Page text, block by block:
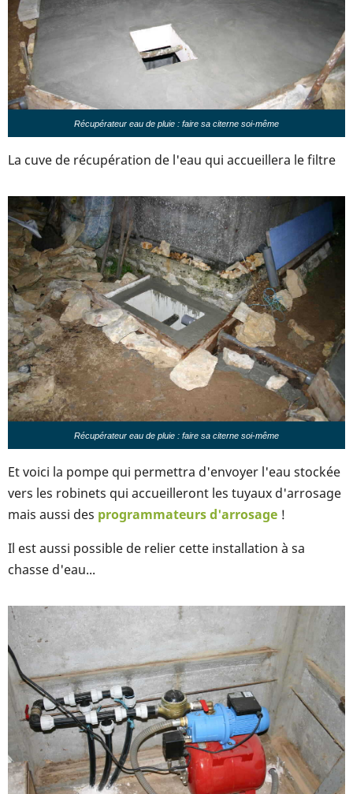
Récupérateur eau de pluie : faire sa citerne soi-même
La cuve de récupération de l'eau qui accueillera le filtre
Récupérateur eau de pluie : faire sa citerne soi-même
Et voici la pompe qui permettra d'envoyer l'eau stockée
vers les robinets qui accueilleront les tuyaux d'arrosage
mais aussi des programmateurs d'arrosage !
Il est aussi possible de relier cette installation à sa
chasse d'eau...